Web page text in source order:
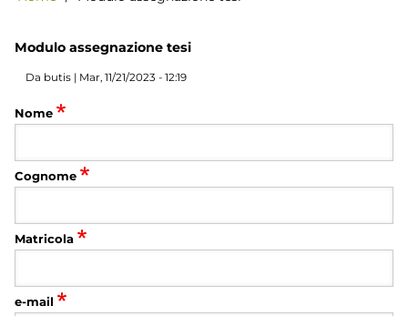
principale
paneModulo assegnazione tesi
Da butis | Mar, 11/21/2023 - 12:19
Nome
Cognome
Matricola
e-mail